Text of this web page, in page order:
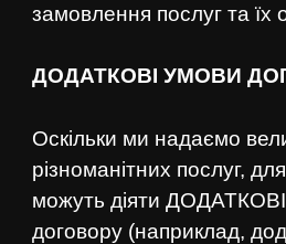
замовлення послуг та їх
ДОДАТКОВІ УМОВИ
Оскільки ми надаємо
різноманітних послуг,
можуть діяти
договору (наприклад,